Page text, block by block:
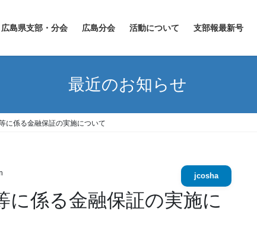
広島県支部・分会 広島分会 活動について 支部報最新号
最近のお知らせ
に係る金融保証の実施について
jcosha
に係る金融保証の実施に